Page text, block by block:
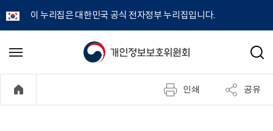
이 누리집은 대한민국 공식 전자정부 누리집입니다.
개
정
메
기
검
인쇄 공유